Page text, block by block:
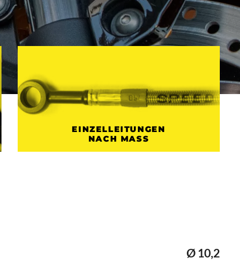
EINZELLEITUNGEN
NACH MASS
Ø 10,2